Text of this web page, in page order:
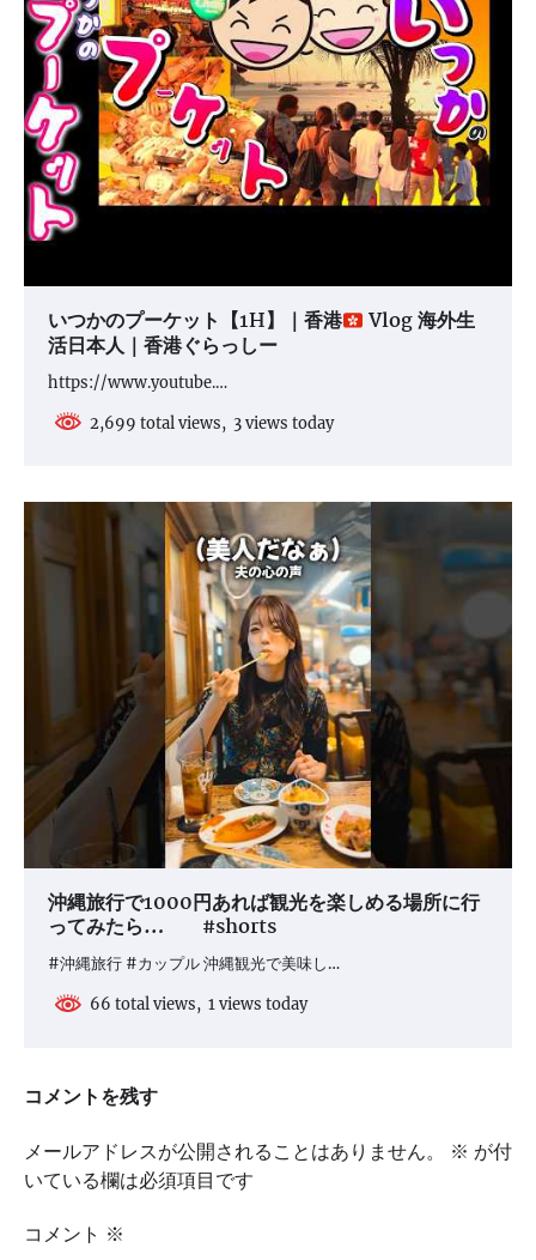
いつかのプーケット【1H】｜香港 Vlog 海外生
活日本人｜香港ぐらっしー
https://www.youtube.…
2,699 total views, 3 views today
沖縄旅行で1000円あれば観光を楽しめる場所に行
ってみたら… #shorts
#沖縄旅行 #カップル 沖縄観光で美味し…
66 total views, 1 views today
コメントを残す
メールアドレスが公開されることはありません。 ※ が付
いている欄は必須項目です
コメント ※